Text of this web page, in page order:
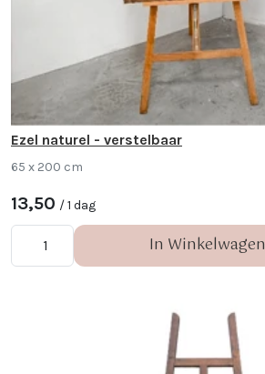
Ezel naturel - verstelbaar
65 x 200 cm
13,50 / 1 dag
In Winkelwagen